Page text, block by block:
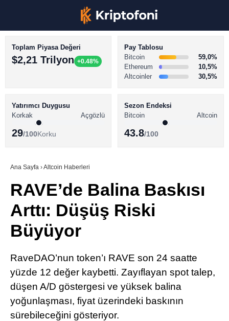
Youtube
LinkedIn
Telegram
BİTCOİN HABERLERİ
ALTCOİN HABERLERİ
SÖZLÜK
Toplam Piyasa Değeri
$2,21 Trilyon +0.48%
Pay Tablosu
Bitcoin
59,0%
Ethereum
10,5%
Altcoinler
30,5%
Yatırımcı Duygusu
Korkak
Açgözlü
29/100Korku
Sezon Endeksi
Bitcoin
Altcoin
43.8/100
Ana Sayfa ›Altcoin Haberleri
RAVE’de Balina Baskısı
Arttı: Düşüş Riski
Büyüyor
RaveDAO’nun token’ı RAVE son 24 saatte
yüzde 12 değer kaybetti. Zayıflayan spot talep,
düşen A/D göstergesi ve yüksek balina
yoğunlaşması, fiyat üzerindeki baskının
sürebileceğini gösteriyor.